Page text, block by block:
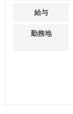
給与
勤務地